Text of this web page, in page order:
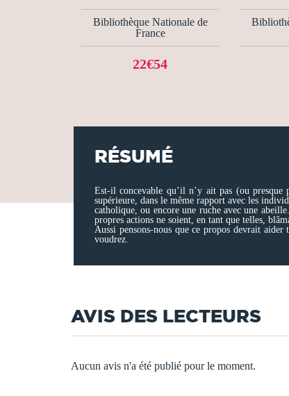
Bibliothèque Nationale de
France
22€54
RÉSUMÉ
Est-il concevable qu’il n’y ait pas (ou
supérieure, dans le même rapport avec les
catholique, ou encore une ruche avec une
propres actions ne soient, en tant que telles,
Aussi pensons-nous que ce propos devrait
voudrez.
AVIS DES LECTEURS
Aucun avis n'a été publié pour le moment.